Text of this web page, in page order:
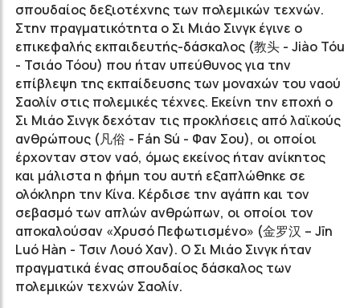
σπουδαίος δεξιοτέχνης των πολεμικών τεχνών.
Στην πραγματικότητα ο Σι Μιάο Σινγκ έγινε ο
επικεφαλής εκπαιδευτής-δάσκαλος (教头 - Jiào Tóu
- Τσιάο Τόου) που ήταν υπεύθυνος για την
επίβλεψη της εκπαίδευσης των μοναχών του ναού
Σαολίν στις πολεμικές τέχνες. Εκείνη την εποχή ο
Σι Μιάο Σινγκ δεχόταν τις προκλήσεις από λαϊκούς
ανθρώπους (凡俗 - Fán Sú - Φαν Σου), οι οποίοι
έρχονταν στον ναό, όμως εκείνος ήταν ανίκητος
και μάλιστα η φήμη του αυτή εξαπλώθηκε σε
ολόκληρη την Κίνα. Κέρδισε την αγάπη και τον
σεβασμό των απλών ανθρώπων, οι οποίοι τον
αποκαλούσαν «Χρυσό Πεφωτισμένο» (金罗汉 – Jīn
Luó Hàn - Τσιν Λουό Χαν). Ο Σι Μιάο Σινγκ ήταν
πραγματικά ένας σπουδαίος δάσκαλος των
πολεμικών τεχνών Σαολίν.